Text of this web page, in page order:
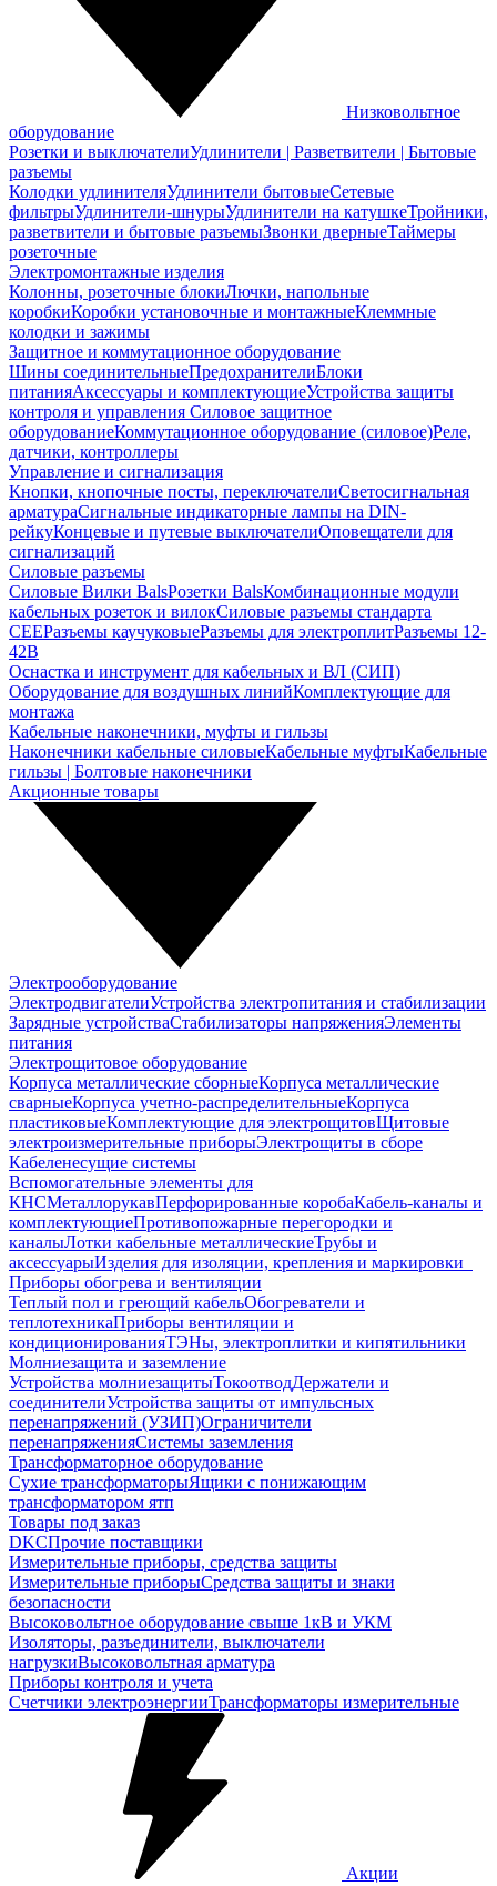
Низковольтное
оборудование
Розетки и выключателиУдлинители | Разветвители | Бытовые
разъемы
Колодки удлинителяУдлинители бытовыеСетевые
фильтрыУдлинители-шнурыУдлинители на катушкеТройники,
разветвители и бытовые разъемыЗвонки дверныеТаймеры
розеточные
Электромонтажные изделия
Колонны, розеточные блокиЛючки, напольные
коробкиКоробки установочные и монтажныеКлеммные
колодки и зажимы
Защитное и коммутационное оборудование
Шины соединительныеПредохранителиБлоки
питанияАксессуары и комплектующиеУстройства защиты
контроля и управления Силовое защитное
оборудованиеКоммутационное оборудование (силовое)Реле,
датчики, контроллеры
Управление и сигнализация
Кнопки, кнопочные посты, переключателиСветосигнальная
арматураСигнальные индикаторные лампы на DIN-
рейкуКонцевые и путевые выключателиОповещатели для
сигнализаций
Силовые разъемы
Силовые Вилки BalsРозетки BalsКомбинационные модули
кабельных розеток и вилокСиловые разъемы стандарта
CEEРазъемы каучуковыеРазъемы для электроплитРазъемы 12-
42В
Оснастка и инструмент для кабельных и ВЛ (СИП)
Оборудование для воздушных линийКомплектующие для
монтажа
Кабельные наконечники, муфты и гильзы
Наконечники кабельные силовыеКабельные муфтыКабельные
гильзы | Болтовые наконечники
Акционные товары
Электрооборудование
ЭлектродвигателиУстройства электропитания и стабилизации
Зарядные устройстваСтабилизаторы напряженияЭлементы
питания
Электрощитовое оборудование
Корпуса металлические сборныеКорпуса металлические
сварныеКорпуса учетно-распределительныеКорпуса
пластиковыеКомплектующие для электрощитовЩитовые
электроизмерительные приборыЭлектрощиты в сборе
Кабеленесущие системы
Вспомогательные элементы для
КНСМеталлорукавПерфорированные коробаКабель-каналы и
комплектующиеПротивопожарные перегородки и
каналыЛотки кабельные металлическиеТрубы и
аксессуарыИзделия для изоляции, крепления и маркировки
Приборы обогрева и вентиляции
Теплый пол и греющий кабельОбогреватели и
теплотехникаПриборы вентиляции и
кондиционированияТЭНы, электроплитки и кипятильники
Молниезащита и заземление
Устройства молниезащитыТокоотводДержатели и
соединителиУстройства защиты от импульсных
перенапряжений (УЗИП)Ограничители
перенапряженияСистемы заземления
Трансформаторное оборудование
Сухие трансформаторыЯщики с понижающим
трансформатором ятп
Товары под заказ
DKCПрочие поставщики
Измерительные приборы, средства защиты
Измерительные приборыСредства защиты и знаки
безопасности
Высоковольтное оборудование свыше 1кВ и УКМ
Изоляторы, разъединители, выключатели
нагрузкиВысоковольтная арматура
Приборы контроля и учета
Счетчики электроэнергииТрансформаторы измерительные
Акции